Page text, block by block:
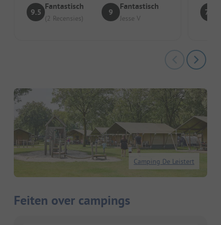
9.5
Fantastisch
(2 Recensies)
9
Fantastisch
Jesse V
7.5
Camping De Leistert
Feiten over campings